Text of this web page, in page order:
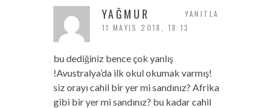
YAĞMUR
11 MAYIS 2018, 18:13
bu dediğiniz bence çok yanlış
!Avustralya’da ilk okul okumak varmış!
siz orayı cahil bir yer mi sandınız? Afrika
gibi bir yer mi sandınız? bu kadar cahil
YANITLA